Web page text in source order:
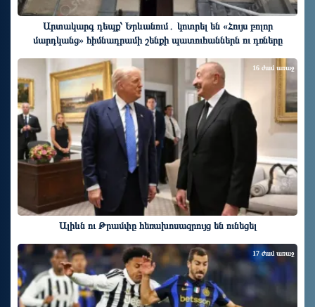
Արտակարգ դեպք՝ Երևանում․ կոտրել են «Հույս բոլոր
մարդկանց» հիմնադրամի շենքի պատուհաններն ու դռները
Ալիևն ու Թրամփը հեռախոսազրույց են ունեցել
16 ժամ առաջ
17 ժամ առաջ